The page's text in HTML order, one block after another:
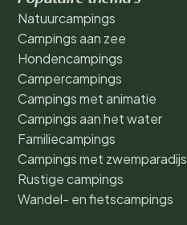
Natuurcampings
Campings aan zee
Hondencampings
Campercampings
Campings met animatie
Campings aan het water
Familiecampings
Campings met zwemparadijs
Rustige campings
Wandel- en fietscampings